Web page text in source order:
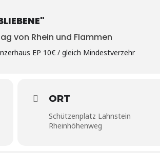
von Rhein und Flammen
EP 10€ / gleich Mindestverzehr
ORT
Schützenplatz Lahnstein
Rheinhöhenweg